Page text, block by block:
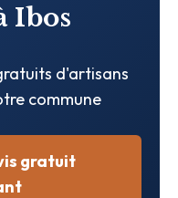
Ibos
d'artisans
commune
gratuit